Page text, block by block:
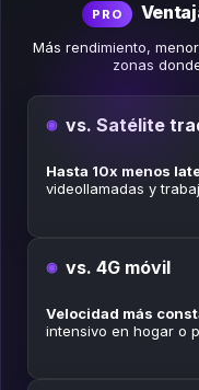
PRO
Más rendimiento,
zonas
vs. Satélite
Hasta 10x menos
videollamadas y
vs. 4G móvil
Velocidad más
intensivo en hogar o